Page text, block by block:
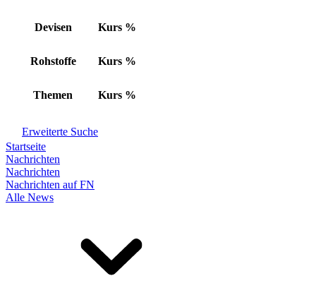
Devisen Kurs %
Rohstoffe Kurs %
Themen Kurs %
Erweiterte Suche
Startseite
Nachrichten
Nachrichten
Nachrichten auf FN
Alle News